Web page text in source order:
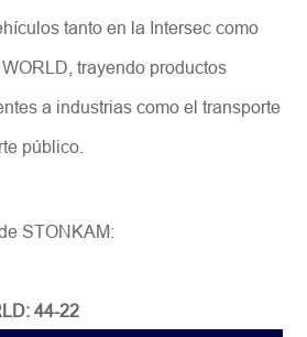
tanto en la Intersec como
trayendo productos
a industrias como el transporte
público.
STONKAM:
44-22